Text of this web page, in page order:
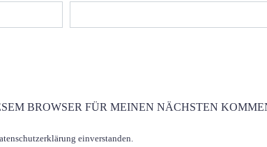
BROWSER FÜR MEINEN NÄCHSTEN
einverstanden.